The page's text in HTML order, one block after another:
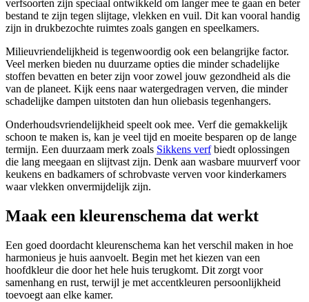
verfsoorten zijn speciaal ontwikkeld om langer mee te gaan en beter
bestand te zijn tegen slijtage, vlekken en vuil. Dit kan vooral handig
zijn in drukbezochte ruimtes zoals gangen en speelkamers.
Milieuvriendelijkheid is tegenwoordig ook een belangrijke factor.
Veel merken bieden nu duurzame opties die minder schadelijke
stoffen bevatten en beter zijn voor zowel jouw gezondheid als die
van de planeet. Kijk eens naar watergedragen verven, die minder
schadelijke dampen uitstoten dan hun oliebasis tegenhangers.
Onderhoudsvriendelijkheid speelt ook mee. Verf die gemakkelijk
schoon te maken is, kan je veel tijd en moeite besparen op de lange
termijn. Een duurzaam merk zoals Sikkens verfbiedt oplossingen
die lang meegaan en slijtvast zijn. Denk aan wasbare muurverf voor
keukens en badkamers of schrobvaste verven voor kinderkamers
waar vlekken onvermijdelijk zijn.
Maak een kleurenschema dat werkt
Een goed doordacht kleurenschema kan het verschil maken in hoe
harmonieus je huis aanvoelt. Begin met het kiezen van een
hoofdkleur die door het hele huis terugkomt. Dit zorgt voor
samenhang en rust, terwijl je met accentkleuren persoonlijkheid
toevoegt aan elke kamer.